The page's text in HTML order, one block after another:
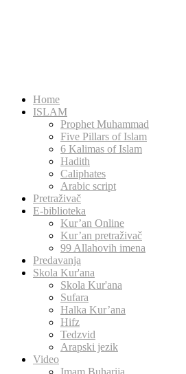
Home
ISLAM
Prophet Muhammad
Five Pillars of Islam
6 Kalimas of Islam
Hadith
Caliphates
Arabic script
Pretraživač
E-biblioteka
Kur’an Online
Kur’an pretraživač
99 Allahovih imena
Predavanja
Skola Kur'ana
Skola Kur'ana
Sufara
Halka Kur’ana
Hifz
Tedzvid
Arapski jezik
Video
Imam Buharija